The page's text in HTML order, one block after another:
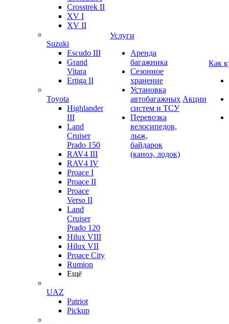
Crosstrek II
XV I
XV II
Suzuki
Escudo III
Grand
Vitara
Ertiga II
Toyota
Highlander
III
Land
Cruiser
Prado 150
RAV4 III
RAV4 IV
Proace I
Proace II
Proace
Verso II
Land
Cruiser
Prado 120
Hilux VIII
Hilux VII
Proace City
Rumion
Ещё
UAZ
Patriot
Pickup
Услуги
Аренда
багажника
Сезонное
хранение
Установка
автобагажных
систем и ТСУ
Перевозка
велосипедов,
лыж,
байдарок
(каноэ, лодок)
Акции
Как